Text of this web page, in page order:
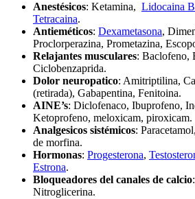
Anestésicos: Ketamina, Lidocaina
Tetracaina.
Antieméticos: Dexametasona,
Proclorperazina, Prometazina,
Relajantes musculares: Baclofeno,
Ciclobenzaprida.
Dolor neuropatico: Amitriptilina,
(retirada), Gabapentina, Fenitoina.
AINE’s: Diclofenaco, Ibuprofeno,
Ketoprofeno, meloxicam, piroxicam.
Analgesicos sistémicos:
de morfina.
Hormonas: Progesterona,
Estrona.
Bloqueadores del canales de calcio
Nitroglicerina.